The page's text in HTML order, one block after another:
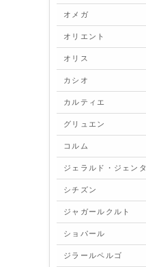
オメガ
オリエント
オリス
カシオ
カルティエ
グリュエン
コルム
ジェラルド・ジェンタ
シチズン
ジャガールクルト
ショパール
ジラールペルゴ